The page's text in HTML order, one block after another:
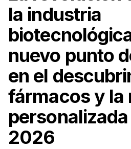
la industria
nuevo punto
en el
fármacos y la
2026